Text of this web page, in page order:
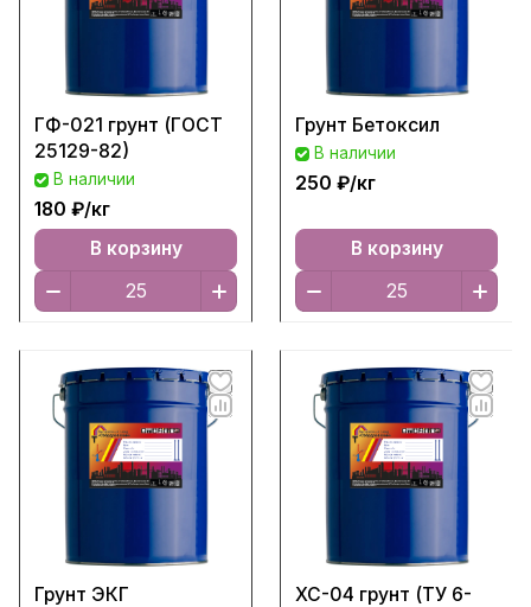
ГФ-021 грунт (ГОСТ
25129-82)
В наличии
180 ₽/кг
В корзину
Грунт Бетоксил
В наличии
250 ₽/кг
В корзину
Грунт ЭКГ
ХС-04 грунт (ТУ 6-